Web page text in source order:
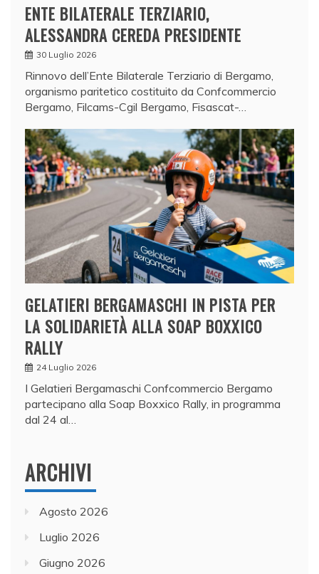
ENTE BILATERALE TERZIARIO,
ALESSANDRA CEREDA PRESIDENTE
30 Luglio 2026
Rinnovo dell’Ente Bilaterale Terziario di Bergamo,
organismo paritetico costituito da Confcommercio
Bergamo, Filcams-Cgil Bergamo, Fisascat-…
GELATIERI BERGAMASCHI IN PISTA PER
LA SOLIDARIETÀ ALLA SOAP BOXXICO
RALLY
24 Luglio 2026
I Gelatieri Bergamaschi Confcommercio Bergamo
partecipano alla Soap Boxxico Rally, in programma
dal 24 al…
ARCHIVI
Agosto 2026
Luglio 2026
Giugno 2026